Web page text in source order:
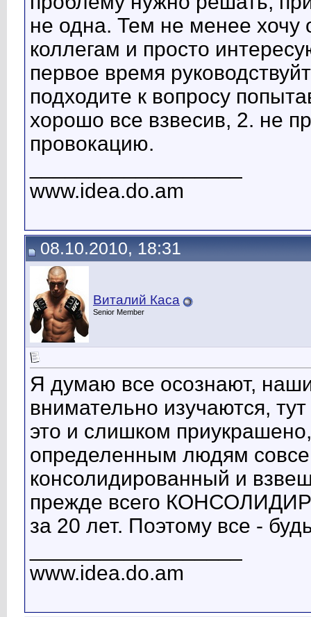
не одна. Тем не менее хочу
коллегам и просто
первое время
подходите к вопросу
хорошо все взвесив, 2. не
провокацию.
www.idea.do.am
08.10.2010, 18:31
Виталий Каса
Senior Member
Я думаю все осознают,
внимательно изучаются,
это и слишком
определенным людям
консолидированный и
прежде всего
за 20 лет. Поэтому все -
www.idea.do.am